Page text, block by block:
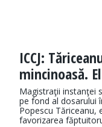
ICCJ:
mincinoasă.
Magistraţii instanţei
pe fond al dosarului
Popescu Tăriceanu,
favorizarea